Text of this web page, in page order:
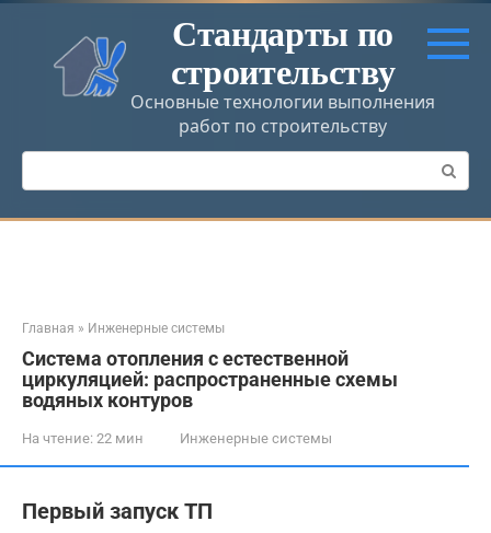
Перейти
контенту
Стандарты по
строительству
Основные технологии выполнения
работ по строительству
Поиск:
Главная » Инженерные системы
Система отопления с естественной
циркуляцией: распространенные схемы
водяных контуров
На чтение: 22 мин Инженерные системы
Первый запуск ТП